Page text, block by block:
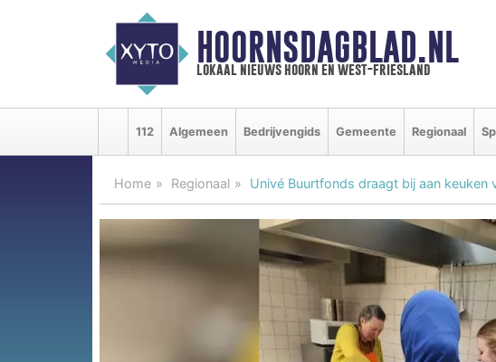
HOORNSDAGBLAD.NL
lokaal nieuws hoorn en west-friesland
112 Algemeen Bedrijvengids Gemeente Regionaal
Home Regionaal Univé Buurtfonds draagt bij aan keuken